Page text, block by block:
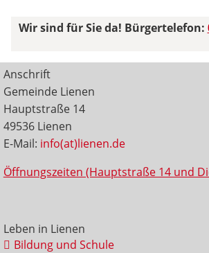
Wir sind für Sie da! Bürgertelefon:
Anschrift
Gemeinde Lienen
Hauptstraße 14
49536 Lienen
E-Mail: info(at)lienen.de
Öffnungszeiten (Hauptstraße 14 und
Leben in Lienen
Bildung und Schule